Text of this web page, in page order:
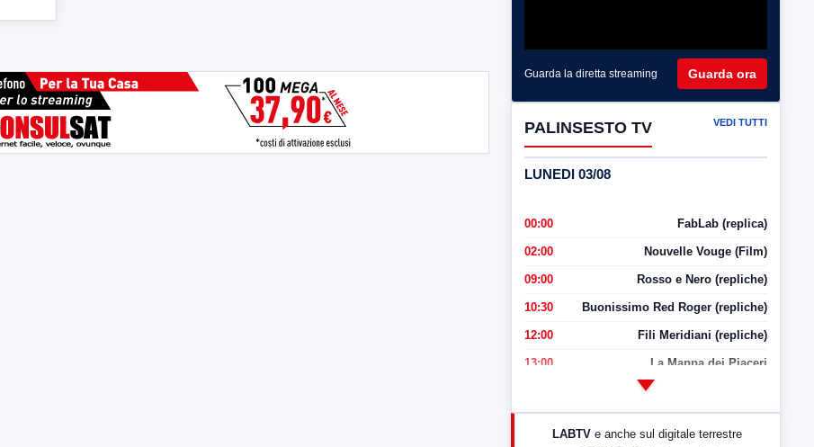
Guarda la diretta streaming Guarda ora
PALINSESTO TV VEDI TUTTI
LUNEDI 03/08
00:00 FabLab (replica)
02:00 Nouvelle Vouge (Film)
09:00 Rosso e Nero (repliche)
10:30 Buonissimo Red Roger (repliche)
12:00 Fili Meridiani (repliche)
13:00 La Mappa dei Piaceri
LABTV e anche sul digitale terrestre